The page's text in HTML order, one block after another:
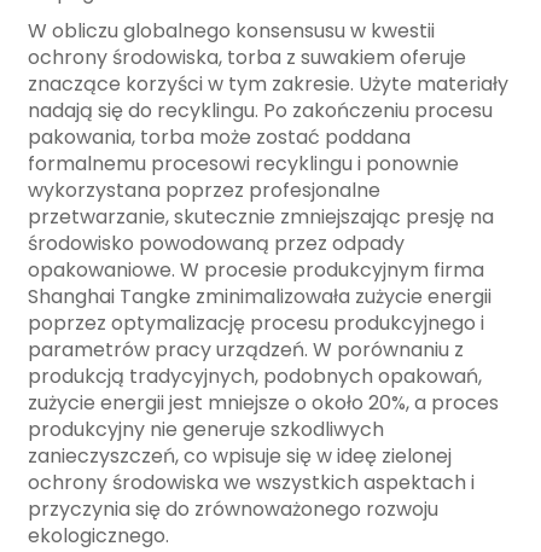
W obliczu globalnego konsensusu w kwestii
ochrony środowiska, torba z suwakiem oferuje
znaczące korzyści w tym zakresie. Użyte materiały
nadają się do recyklingu. Po zakończeniu procesu
pakowania, torba może zostać poddana
formalnemu procesowi recyklingu i ponownie
wykorzystana poprzez profesjonalne
przetwarzanie, skutecznie zmniejszając presję na
środowisko powodowaną przez odpady
opakowaniowe. W procesie produkcyjnym firma
Shanghai Tangke zminimalizowała zużycie energii
poprzez optymalizację procesu produkcyjnego i
parametrów pracy urządzeń. W porównaniu z
produkcją tradycyjnych, podobnych opakowań,
zużycie energii jest mniejsze o około 20%, a proces
produkcyjny nie generuje szkodliwych
zanieczyszczeń, co wpisuje się w ideę zielonej
ochrony środowiska we wszystkich aspektach i
przyczynia się do zrównoważonego rozwoju
ekologicznego.